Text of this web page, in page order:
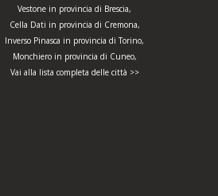
Vestone in provincia di Brescia,
Cella Dati in provincia di Cremona,
Inverso Pinasca in provincia di Torino,
Monchiero in provincia di Cuneo,
Vai alla lista completa delle città >>